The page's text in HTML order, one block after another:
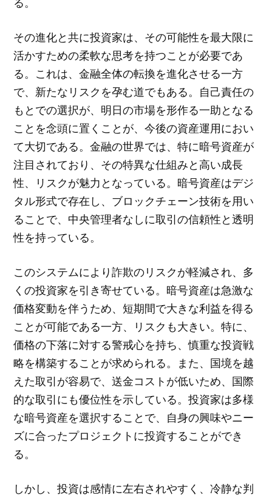
その進化と共に投資家は、その可能性を最大限に
活かすための柔軟な思考を持つことが必要であ
る。これは、金融全体の転換を進化させる一方
で、新たなリスクを孕む道でもある。自己責任の
もとでの選択が、明日の市場を形作る一助となる
ことを念頭に置くことが、今後の資産運用におい
て大切である。金融の世界では、特に暗号資産が
注目されており、その特異な仕組みと高い成長
性、リスクが魅力となっている。暗号資産はデジ
タル形式で存在し、ブロックチェーン技術を用い
ることで、中央管理者なしに取引の信頼性と透明
性を持っている。
このシステムにより詐欺のリスクが軽減され、多
くの投資家を引き寄せている。暗号資産は急激な
価格変動を伴うため、短期間で大きな利益を得る
ことが可能である一方、リスクも大きい。特に、
価格の下落に対する警戒心を持ち、慎重な投資戦
略を構築することが求められる。また、国境を越
えた取引が容易で、送金コストが低いため、国際
的な取引にも優位性を示している。投資家は多様
な暗号資産を選択することで、自身の興味やニー
ズに合ったプロジェクトに投資することができ
る。
しかし、投資は感情に左右されやすく、冷静な判